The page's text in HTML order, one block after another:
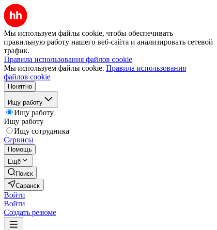
Мы используем файлы cookie, чтобы обеспечивать
правильную работу нашего веб-сайта и анализировать сетевой
трафик.
Правила использования файлов cookie
Мы используем файлы cookie. Правила использования
файлов cookie
Понятно
Ищу работу
Ищу работу
Ищу работу
Ищу сотрудника
Сервисы
Помощь
Ещё
Поиск
Саранск
Войти
Войти
Создать резюме